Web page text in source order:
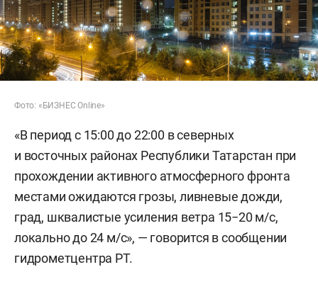
Фото: «БИЗНЕС Online»
«В период с 15:00 до 22:00 в северных
и восточных районах Республики Татарстан при
прохождении активного атмосферного фронта
местами ожидаются грозы, ливневые дожди,
град, шквалистые усиления ветра 15−20 м/с,
локально до 24 м/с», — говорится в сообщении
гидрометцентра РТ.